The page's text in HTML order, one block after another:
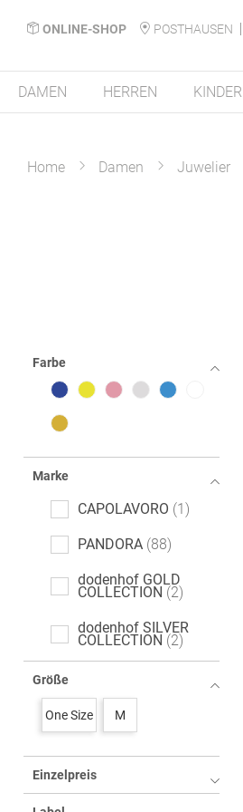
ONLINE-SHOP POSTHAUSEN
DAMEN HERREN KINDER
Home Damen Juwelier
Farbe
Marke
CAPOLAVORO 1
PANDORA 88
dodenhof GOLD
COLLECTION 2
dodenhof SILVER
COLLECTION 2
Größe
One Size M
Einzelpreis